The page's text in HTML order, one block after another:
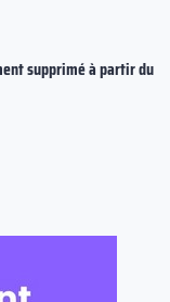
supprimé à partir du